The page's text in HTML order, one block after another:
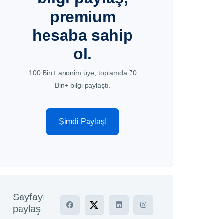
premium
hesaba sahip
ol.
100 Bin+ anonim üye, toplamda 70
Bin+ bilgi paylaştı.
Şimdi Paylaş!
Sayfayı
paylaş